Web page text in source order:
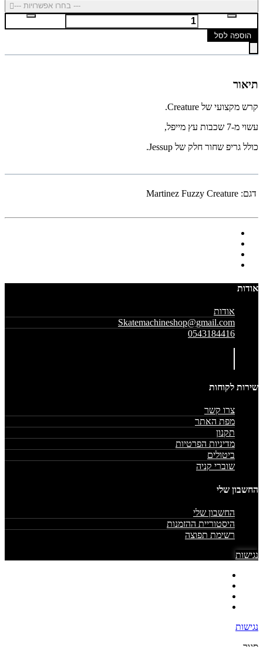
--- בחרו אפשרויות ---
הוספה לסל
תיאור
קרש מקצועי של Creature.
עשוי מ-7 שכבות עץ מייפל,
כולל גריפ שחור חלק של Jessup.
דגם: Martinez Fuzzy Creature
אודות
אודות
Skatemachineshop@gmail.com
0543184416
שירות לקוחות
צרו קשר
מפת האתר
תקנון
מדיניות הפרטיות
ביטולים
שוברי קניה
החשבון שלי
החשבון שלי
היסטוריית ההזמנות
רשימת תפוצה
נגישות
נגישות